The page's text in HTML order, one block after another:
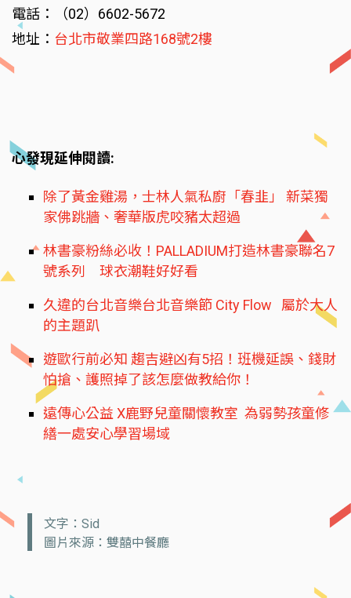
電話：（02）6602-5672
地址： 台北市敬業四路168號2樓
心發現延伸閱讀:
除了黃金雞湯，士林人氣私廚「春韭」 新菜獨
家佛跳牆、奢華版虎咬豬太超過
林書豪粉絲必收！PALLADIUM打造林書豪聯名7
號系列 球衣潮鞋好好看
久違的台北音樂台北音樂節 City Flow 屬於大人
的主題趴
遊歐行前必知 趨吉避凶有5招！班機延誤、錢財
怕搶、護照掉了該怎麼做教給你！
遠傳心公益 X鹿野兒童關懷教室 為弱勢孩童修
繕一處安心學習場域
文字：Sid
圖片來源：雙囍中餐廳